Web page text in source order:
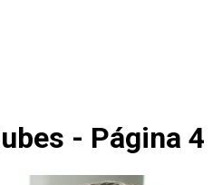
- Página 4